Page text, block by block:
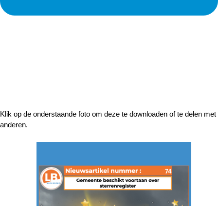
Klik op de onderstaande foto om deze te downloaden of te delen met
anderen.